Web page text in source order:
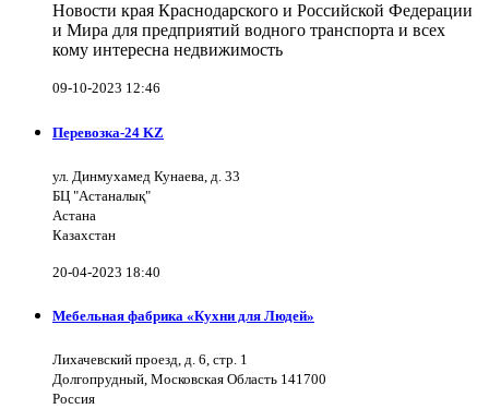
Новости края Краснодарского и Российской Федерации
и Мира для предприятий водного транспорта и всех
кому интересна недвижимость
09-10-2023 12:46
Перевозка-24 KZ
ул. Динмухамед Кунаева, д. 33
БЦ "Астаналық"
Астана
Казахстан
20-04-2023 18:40
Мебельная фабрика «Кухни для Людей»
Лихачевский проезд, д. 6, стр. 1
Долгопрудный, Московская Область 141700
Россия